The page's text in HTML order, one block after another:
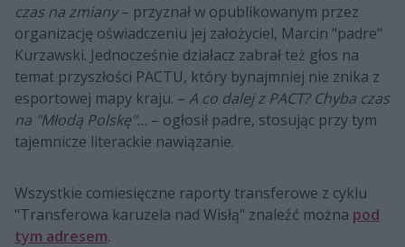
czas na zmiany– przyznał w opublikowanym przez
organizację oświadczeniu jej założyciel, Marcin "padre"
Kurzawski. Jednocześnie działacz zabrał też głos na
temat przyszłości PACTU, który bynajmniej nie znika z
esportowej mapy kraju. – A co dalej z PACT? Chyba czas
na "Młodą Polskę"... – ogłosił padre, stosując przy tym
tajemnicze literackie nawiązanie.
Wszystkie comiesięczne raporty transferowe z cyklu
"Transferowa karuzela nad Wisłą" znaleźć można pod
tym adresem.